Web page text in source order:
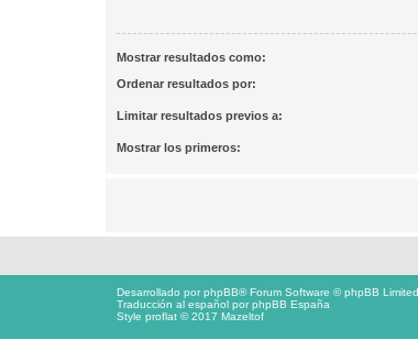
Mostrar resultados como:
Ordenar resultados por:
Limitar resultados previos a:
Mostrar los primeros:
Desarrollado porphpBB® Forum Software © phpBB Limited
Traducción al español porphpBB España
Style proflat © 2017 Mazeltof